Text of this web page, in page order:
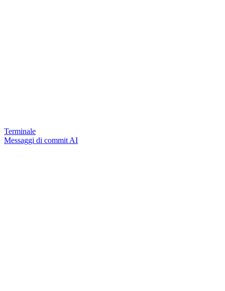
Terminale
Messaggi di commit AI